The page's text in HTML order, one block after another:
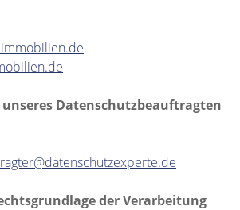
Datenschutzbeauftragten
der Verarbeitung